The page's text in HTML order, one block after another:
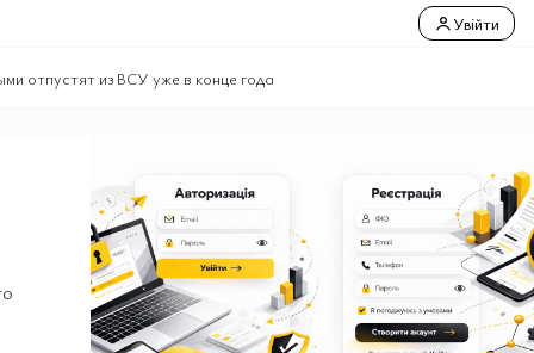
Увійти
отпустят из ВСУ уже в конце года